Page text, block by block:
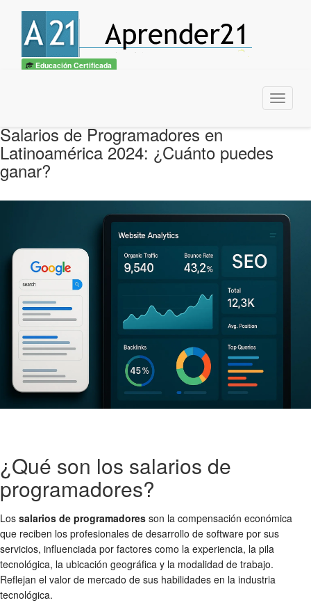
Educación Certificada
Menu
Salarios de Programadores en
Latinoamérica 2024: ¿Cuánto puedes
ganar?
¿Qué son los salarios de
programadores?
Los salarios de programadores son la compensación económica
que reciben los profesionales de desarrollo de software por sus
servicios, influenciada por factores como la experiencia, la pila
tecnológica, la ubicación geográfica y la modalidad de trabajo.
Reflejan el valor de mercado de sus habilidades en la industria
tecnológica.